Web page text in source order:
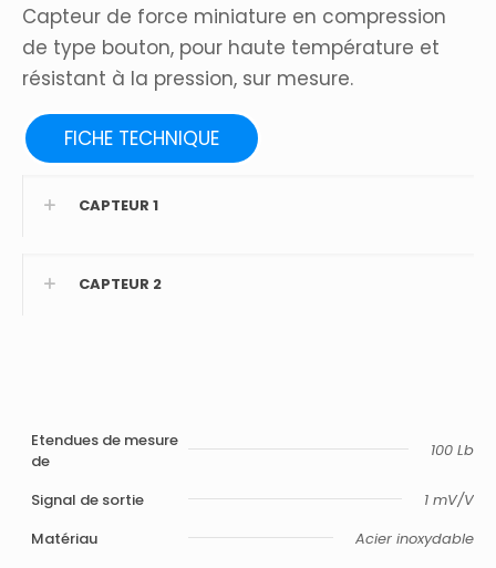
Capteur de force miniature en compression
de type bouton, pour haute température et
résistant à la pression, sur mesure.
FICHE TECHNIQUE
CAPTEUR 1
CAPTEUR 2
Etendues de mesure
de
100 Lb
Signal de sortie
1 mV/V
Matériau
Acier inoxydable